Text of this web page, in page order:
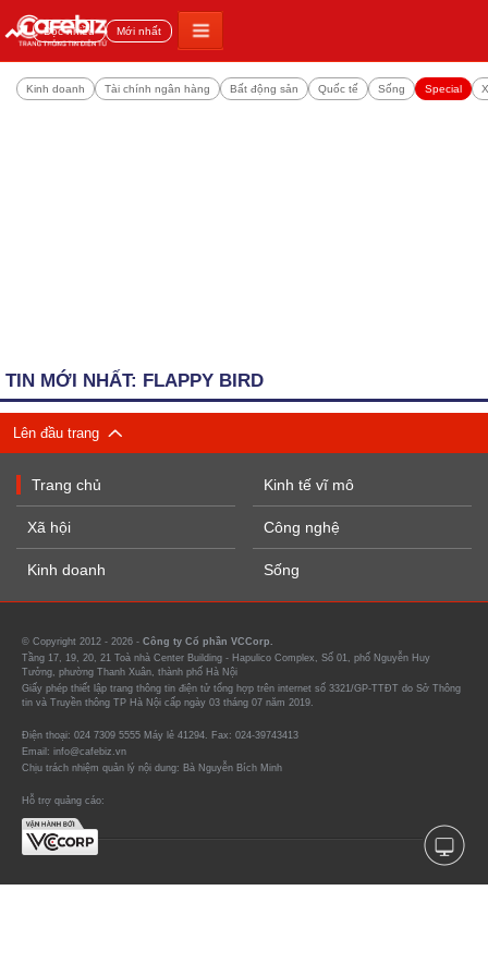
Đọc nhiều Mới nhất
Kinh doanh Tài chính ngân hàng Bất động sản Quốc tế Sống Special
TIN MỚI NHẤT: FLAPPY BIRD
Lên đầu trang
Trang chủ
Xã hội
Kinh doanh
Kinh tế vĩ mô
Công nghệ
Sống
© Copyright 2012 - 2026 - Công ty Cổ phần VCCorp.
Tầng 17, 19, 20, 21 Toà nhà Center Building - Hapulico Complex, Số 01, phố Nguyễn Huy
Tưởng, phường Thanh Xuân, thành phố Hà Nội
Giấy phép thiết lập trang thông tin điện tử tổng hợp trên internet số 3321/GP-TTĐT do Sở Thông
tin và Truyền thông TP Hà Nội cấp ngày 03 tháng 07 năm 2019.
Điện thoại: 024 7309 5555 Máy lẻ 41294. Fax: 024-39743413
Email: info@cafebiz.vn
Chịu trách nhiệm quản lý nội dung: Bà Nguyễn Bích Minh
Hỗ trợ quảng cáo: